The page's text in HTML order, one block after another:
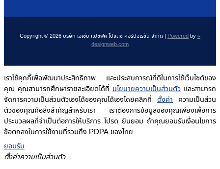
Copyright © 2026 บริษัท เอเซีย แปซิฟิค โปแตซ คอร์ปอเรชั่น จำกัด | Poweredbyi-
designweb.com
เราใช้คุกกี้เพื่อพัฒนาประสิทธิภาพ และประสบการณ์ที่ดีในการใช้เว็บไซต์ของ
คุณ คุณสามารถศึกษารายละเอียดได้ที่ นโยบายความเป็นส่วนตัว และสามารถ
จัดการความเป็นส่วนตัวเองได้ของคุณได้เองโดยคลิกที่ ตั้งค่า ความเป็นส่วน
ตัวของคุณคือสิ่งสำคัญสำหรับเรา เราต้องการข้อมูลของคุณเพียงเพื่อการ
ประมวลผลที่จำเป็นต่อการให้บริการ โปรด ยินยอม ถ้าคุณยอมรับเงื่อนไขการ
ข้อตกลงในการใช้งานที่รวมถึง PDPA ของไทย
ยอมรับ
ตั้งค่าความเป็นส่วนตัว